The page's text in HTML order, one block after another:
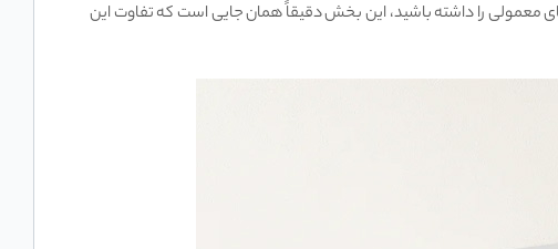
معمولی را داشته باشید، این بخش دقیقاً همان جایی است که تفاوت این